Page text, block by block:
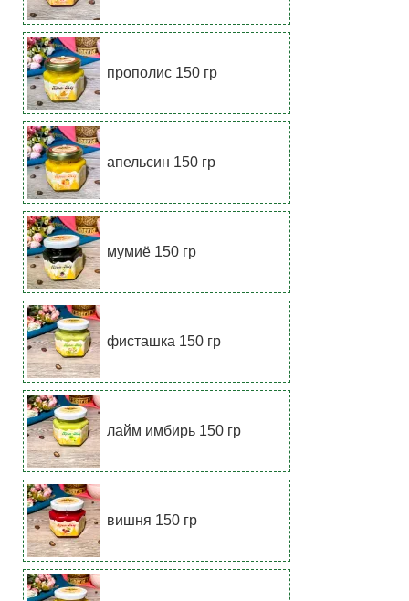
прополис 150 гр
апельсин 150 гр
мумиё 150 гр
фисташка 150 гр
лайм имбирь 150 гр
вишня 150 гр